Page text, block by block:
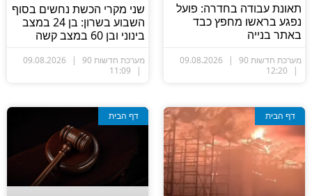
תאונת עבודה בחדרה: פועל
נפגע בראשו מחפץ כבד
באתר בנייה
מערכת חדשות 90
שני מקרי הכשת נחשים בסוף
השבוע בשרון: בן 24 במצב
בינוני ובן 60 במצב קשה
מערכת חדשות 90
דף הבית דף הבית